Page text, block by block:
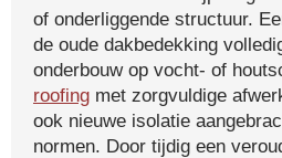
of onderliggende structuur.
de oude dakbedekking
onderbouw op vocht- of
roofing met zorgvuldige
ook nieuwe isolatie
normen. Door tijdig een